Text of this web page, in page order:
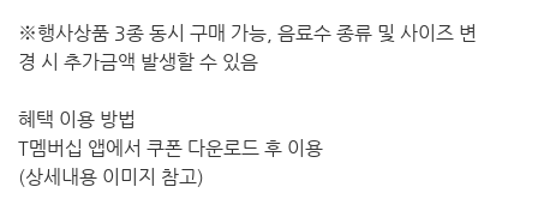
※행사상품 3종 동시 구매 가능, 음료수 종류 및 사이즈 변
경 시 추가금액 발생할 수 있음
혜택 이용 방법
T멤버십 앱에서 쿠폰 다운로드 후 이용
(상세내용 이미지 참고)